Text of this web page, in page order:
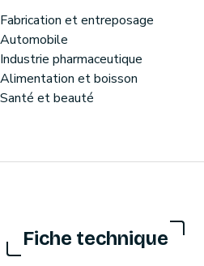
Fabrication et entreposage
Automobile
Industrie pharmaceutique
Alimentation et boisson
Santé et beauté
Fiche technique